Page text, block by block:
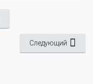
Следующий